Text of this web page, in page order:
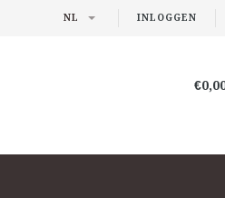
INLOGGEN
NL